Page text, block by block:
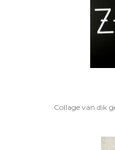
Collage van dik